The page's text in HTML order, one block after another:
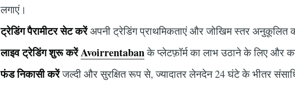
लगाएं।
ट्रेडिंग पैरामीटर सेट करेंअपनी ट्रेडिंग प्राथमिकताएं और जोखिम स्तर अनुकूलित
लाइव ट्रेडिंग शुरू करेंAvoirrentabanके प्लेटफ़ॉर्म का लाभ उठाने के लिए और
फंड निकासी करेंजल्दी और सुरक्षित रूप से, ज्यादातर लेनदेन 24 घंटे के भीतर